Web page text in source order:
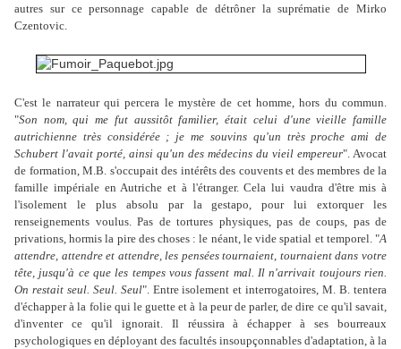
autres sur ce personnage capable de détrôner la suprématie de Mirko
Czentovic.
C'est le narrateur qui percera le mystère de cet homme, hors du commun.
"Son nom, qui me fut aussitôt familier, était celui d'une vieille famille
autrichienne très considérée ; je me souvins qu'un très proche ami de
Schubert l'avait porté, ainsi qu'un des médecins du vieil empereur". Avocat
de formation, M.B. s'occupait des intérêts des couvents et des membres de la
famille impériale en Autriche et à l'étranger. Cela lui vaudra d'être mis à
l'isolement le plus absolu par la gestapo, pour lui extorquer les
renseignements voulus. Pas de tortures physiques, pas de coups, pas de
privations, hormis la pire des choses : le néant, le vide spatial et temporel. "A
attendre, attendre et attendre, les pensées tournaient, tournaient dans votre
tête, jusqu'à ce que les tempes vous fassent mal. Il n'arrivait toujours rien.
On restait seul. Seul. Seul". Entre isolement et interrogatoires, M. B. tentera
d'échapper à la folie qui le guette et à la peur de parler, de dire ce qu'il savait,
d'inventer ce qu'il ignorait. Il réussira à échapper à ses bourreaux
psychologiques en déployant des facultés insoupçonnables d'adaptation, à la